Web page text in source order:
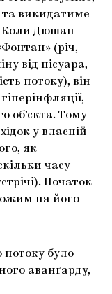
викидатиме
Коли Дюшан
(річ,
від пісуара,
потоку), він
об’єкта. Тому
у власній
як
часу
Початок
на його
потоку було
аванґарду,